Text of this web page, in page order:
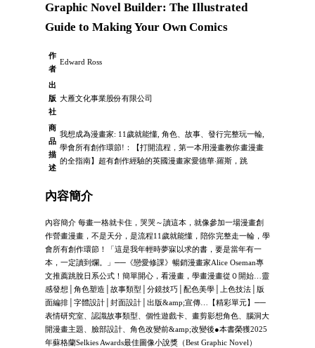
Graphic Novel Builder: The Illustrated
Guide to Making Your Own Comics
作
者
Edward Ross
出
版
社
大雁文化事業股份有限公司
商
品
描
述
我想成為漫畫家: 11歲就能懂, 角色、故事、發行完整玩一輪,
學會所有創作環節!：【打開流程，第一本用漫畫教你畫漫畫
的全指南】超有創作經驗的英國漫畫家愛德華‧羅斯，跳
內容簡介
內容簡介 每畫一格就卡住，哭哭～讀這本，就像參加一場漫畫創
作營畫漫畫，不是天分，是流程11歲就能懂，陪你完整走一輪，學
會所有創作環節！「這是我年輕時夢寐以求的書，要是當年有一
本，一定讀到爛。」──《戀愛修課》暢銷漫畫家Alice Oseman專
文推薦跳脫日系公式！簡單開心，看漫畫，學畫漫畫從０開始…靈
感發想│角色塑造│故事類型│分鏡技巧│配色美學│上色技法│版
面編排│字體設計│封面設計│出版&amp;宣傳…【精彩單元】──
表情研究室、認識故事類型、個性遊戲卡、畫剪影想角色、腦洞大
開漫畫主題、臉部設計、角色改變前&amp;改變後●本書榮獲2025
年蘇格蘭Selkies Awards最佳圖像小說獎（Best Graphic Novel）